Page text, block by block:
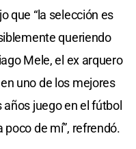
que “la selección es
queriendo
Mele, el ex arquero
uno de los mejores
juego en el fútbol
de mí”, refrendó.